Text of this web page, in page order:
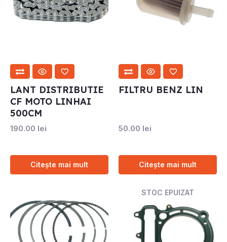
LANT DISTRIBUTIE
CF MOTO LINHAI
500CM
190.00 lei
Citește mai mult
FILTRU BENZ LIN
50.00 lei
Citește mai mult
STOC EPUIZAT